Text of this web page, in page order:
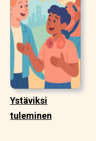
Ystäviksi
tuleminen